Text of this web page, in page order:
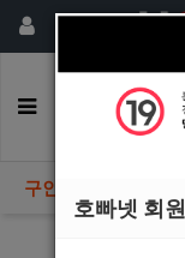
광고안내
구인정보
호빠넷 회